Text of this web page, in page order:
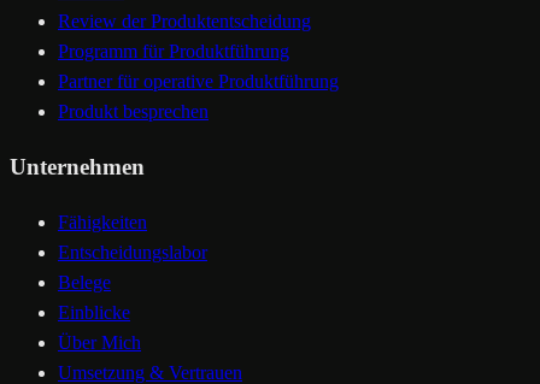
Review der Produktentscheidung
Programm für Produktführung
Partner für operative Produktführung
Produkt besprechen
Unternehmen
Fähigkeiten
Entscheidungslabor
Belege
Einblicke
Über Mich
Umsetzung & Vertrauen